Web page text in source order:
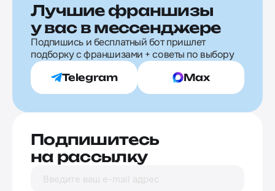
Лучшие франшизы
у вас в мессенджере
Подпишись и бесплатный бот пришлет
подборку с франшизами + советы по выбору
Telegram Max
Подпишитесь
на рассылку